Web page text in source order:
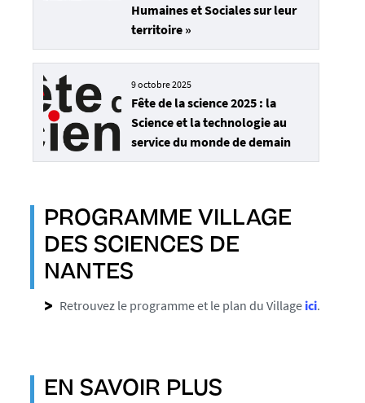
Humaines et Sociales sur leur
territoire »
9 octobre 2025
Fête de la science 2025 : la
Science et la technologie au
service du monde de demain
PROGRAMME VILLAGE
DES SCIENCES DE
NANTES
Retrouvez le programme et le plan du Village ici.
EN SAVOIR PLUS